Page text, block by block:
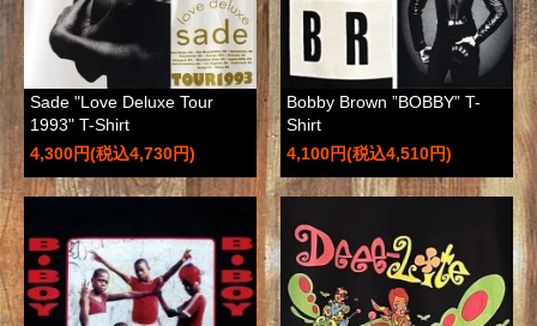
Sade "Love Deluxe Tour
1993" T-Shirt
4,300円(税込4,730円)
Bobby Brown ”BOBBY” T-
Shirt
4,100円(税込4,510円)